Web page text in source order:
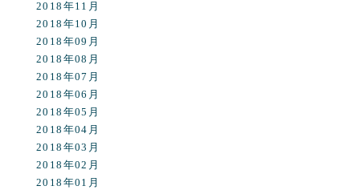
2018年11月
2018年10月
2018年09月
2018年08月
2018年07月
2018年06月
2018年05月
2018年04月
2018年03月
2018年02月
2018年01月